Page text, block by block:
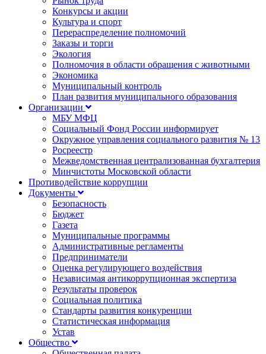
Конкурсы и акции
Культура и спорт
Перераспределение полномочий
Заказы и торги
Экология
Полномочия в области обращения с животными
Экономика
Муниципальный контроль
План развития муниципального образования
Организации
МБУ МФЦ
Социальный Фонд России информирует
Окружное управления социального развития № 13
Росреестр
Межведомственная централизованная бухгалтерия
Минчистоты Московской области
Противодействие коррупции
Документы
Безопасность
Бюджет
Газета
Муниципальные программы
Административные регламенты
Предприниматели
Оценка регулирующего воздействия
Независимая антикоррупционная экспертиза
Результаты проверок
Социальная политика
Стандарты развития конкуренции
Статистическая информация
Устав
Общество